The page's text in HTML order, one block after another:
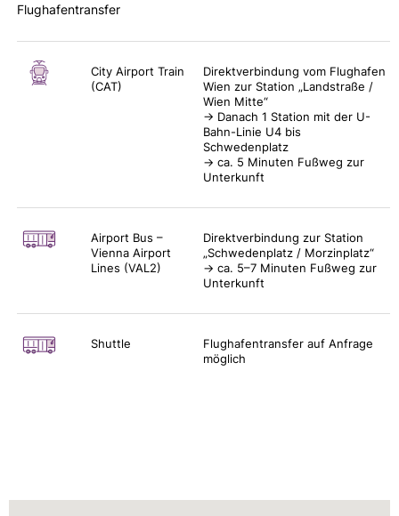
Flughafentransfer
City Airport Train
(CAT)
Direktverbindung vom Flughafen
Wien zur Station „Landstraße /
Wien Mitte“
→ Danach 1 Station mit der U-
Bahn-Linie U4 bis
Schwedenplatz
→ ca. 5 Minuten Fußweg zur
Unterkunft
Airport Bus –
Vienna Airport
Lines (VAL2)
Direktverbindung zur Station
„Schwedenplatz / Morzinplatz“
→ ca. 5–7 Minuten Fußweg zur
Unterkunft
Shuttle
Flughafentransfer auf Anfrage
möglich